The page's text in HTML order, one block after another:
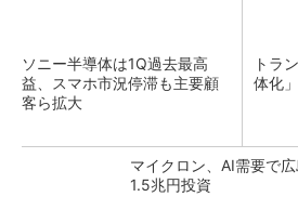
ソニー半導体は1Q過去最高
益、スマホ市況停滞も主要顧
客ら拡大
トラ
体化
マイクロン、AI需要で
1.5兆円投資